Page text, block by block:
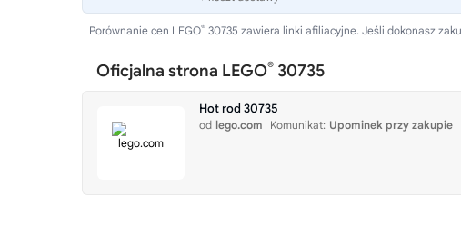
Porównanie cen LEGO® 30735 zawiera linki afiliacyjne. Jeśli dokonasz
Oficjalna strona LEGO® 30735
Hot rod 30735
od lego.com Komunikat: Upominek przy zakupie